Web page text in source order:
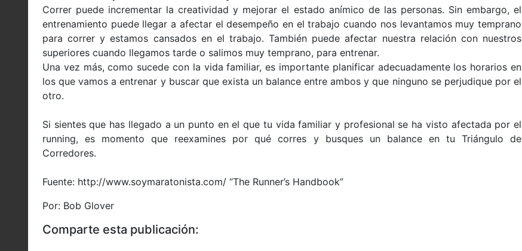
Correr puede incrementar la creatividad y mejorar el estado anímico de las personas. Sin embargo, el
entrenamiento puede llegar a afectar el desempeño en el trabajo cuando nos levantamos muy temprano
para correr y estamos cansados en el trabajo. También puede afectar nuestra relación con nuestros
superiores cuando llegamos tarde o salimos muy temprano, para entrenar.
Una vez más, como sucede con la vida familiar, es importante planificar adecuadamente los horarios en
los que vamos a entrenar y buscar que exista un balance entre ambos y que ninguno se perjudique por el
otro.
Si sientes que has llegado a un punto en el que tu vida familiar y profesional se ha visto afectada por el
running, es momento que reexamines por qué corres y busques un balance en tu Triángulo de
Corredores.
Fuente: http://www.soymaratonista.com/ “The Runner’s Handbook”
Por: Bob Glover
Comparte esta publicación: